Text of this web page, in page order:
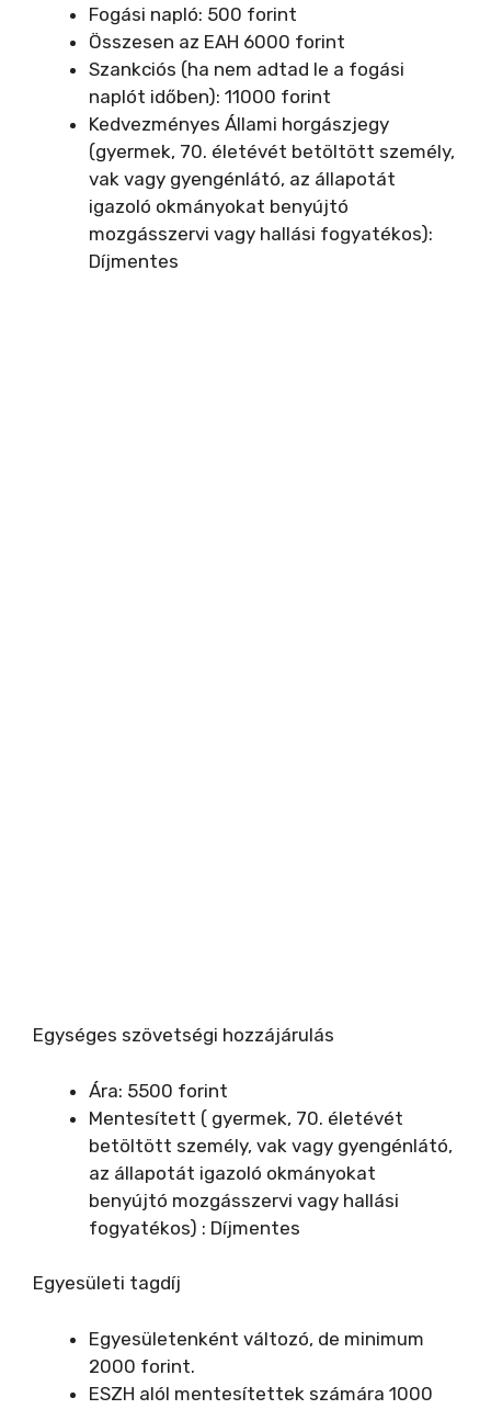
Fogási napló: 500 forint
Összesen az EAH 6000 forint
Szankciós (ha nem adtad le a fogási
naplót időben): 11000 forint
Kedvezményes Állami horgászjegy
(gyermek, 70. életévét betöltött személy,
vak vagy gyengénlátó, az állapotát
igazoló okmányokat benyújtó
mozgásszervi vagy hallási fogyatékos):
Díjmentes
Egységes szövetségi hozzájárulás
Ára: 5500 forint
Mentesített ( gyermek, 70. életévét
betöltött személy, vak vagy gyengénlátó,
az állapotát igazoló okmányokat
benyújtó mozgásszervi vagy hallási
fogyatékos) : Díjmentes
Egyesületi tagdíj
Egyesületenként változó, de minimum
2000 forint.
ESZH alól mentesítettek számára 1000